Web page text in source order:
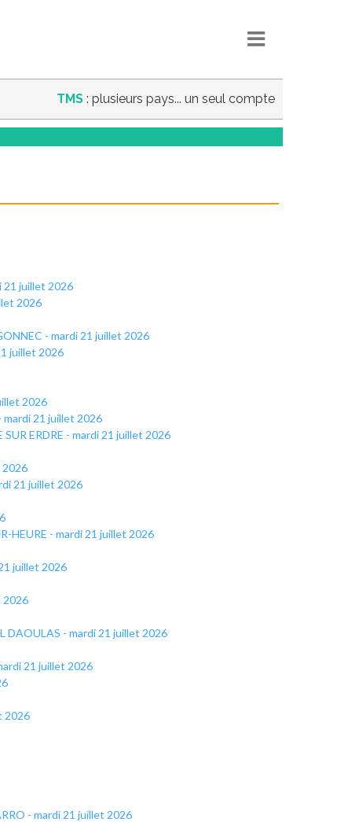
TMS : plusieurs pays... un seul compte
21 juillet 2026
2026
- mardi 21 juillet 2026
juillet 2026
2026
mardi 21 juillet 2026
ERDRE - mardi 21 juillet 2026
2026
21 juillet 2026
HEURE - mardi 21 juillet 2026
juillet 2026
2026
DAOULAS - mardi 21 juillet 2026
21 juillet 2026
2026
- mardi 21 juillet 2026